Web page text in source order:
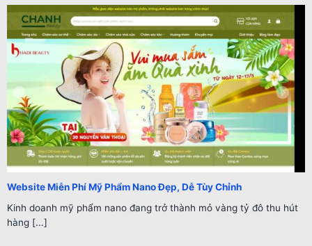
Website Miễn Phí Mỹ Phẩm Nano Đẹp, Dễ Tùy Chỉnh
Kinh doanh mỹ phẩm nano đang trở thành mỏ vàng tỷ đô thu hút
hàng [...]